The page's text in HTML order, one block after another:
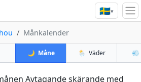
🇸🇪▾
Månkalender
🌙 Måne 🌦️ Väder 💨
Avtagande skärande med